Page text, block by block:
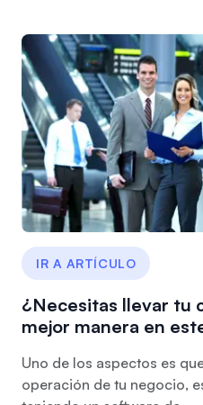
IR A ARTÍCULO
¿Necesitas llevar tu
mejor manera en
Uno de los aspectos es
operación de tu negocio,